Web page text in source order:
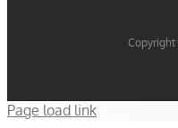
Copyright
Page load link